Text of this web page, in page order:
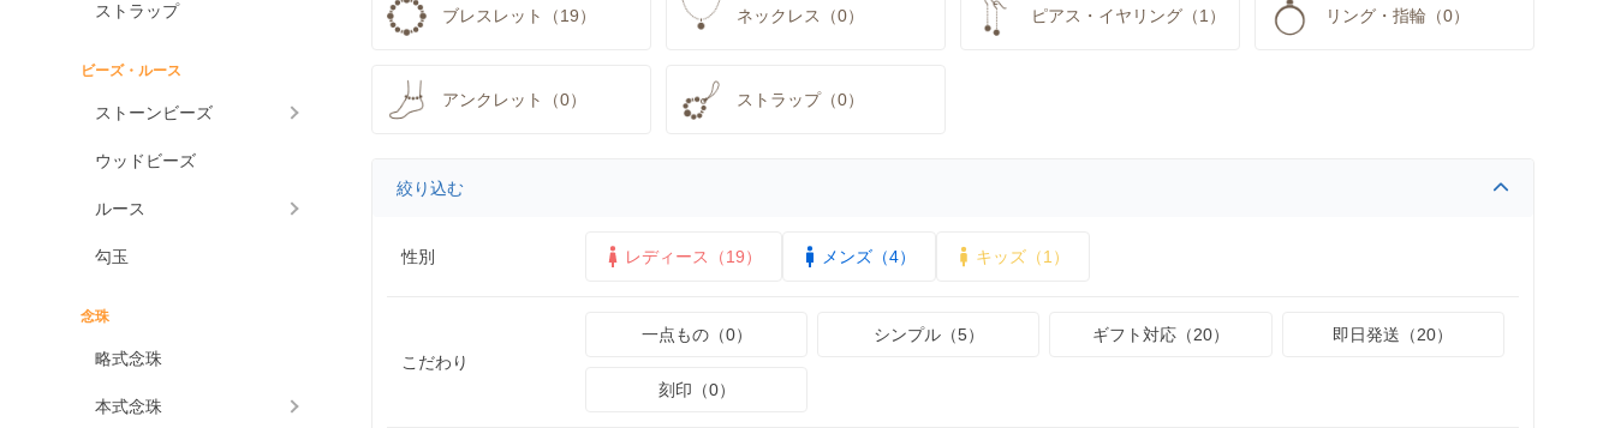
ストラップ
ビーズ・ルース
ストーンビーズ
ウッドビーズ
ルース
勾玉
念珠
略式念珠
本式念珠
ブレスレット（19） ネックレス（0） ピアス・イヤリング（1） リング・指輪（0）
アンクレット（0） ストラップ（0）
絞り込む
性別 レディース（19） メンズ（4） キッズ（1）
こだわり
一点もの（0） シンプル（5） ギフト対応（20） 即日発送（20）
刻印（0）